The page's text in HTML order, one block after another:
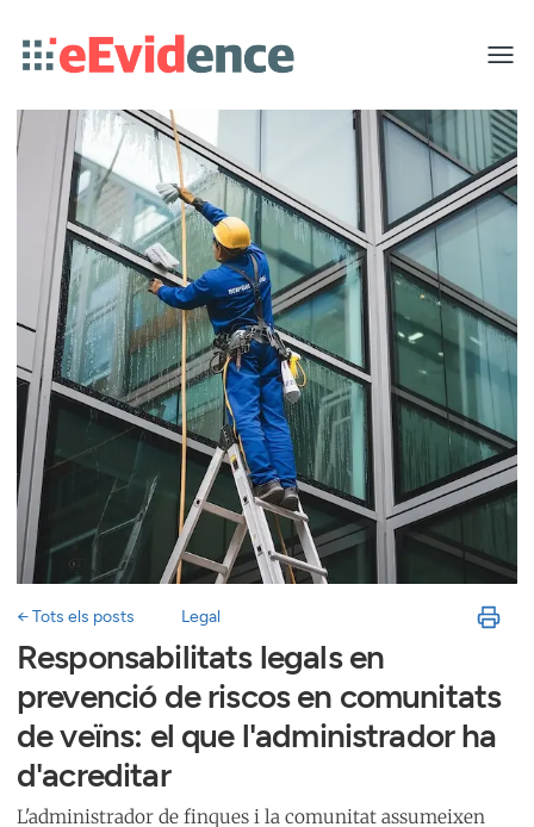
menu
← Tots els posts Legal
Responsabilitats legals en
prevenció de riscos en comunitats
de veïns: el que l'administrador ha
d'acreditar
L'administrador de finques i la comunitat assumeixen